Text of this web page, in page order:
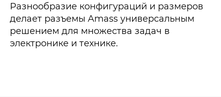
Разнообразие конфигураций и размеров
делает разъемы Amass универсальным
решением для множества задач в
электронике и технике.